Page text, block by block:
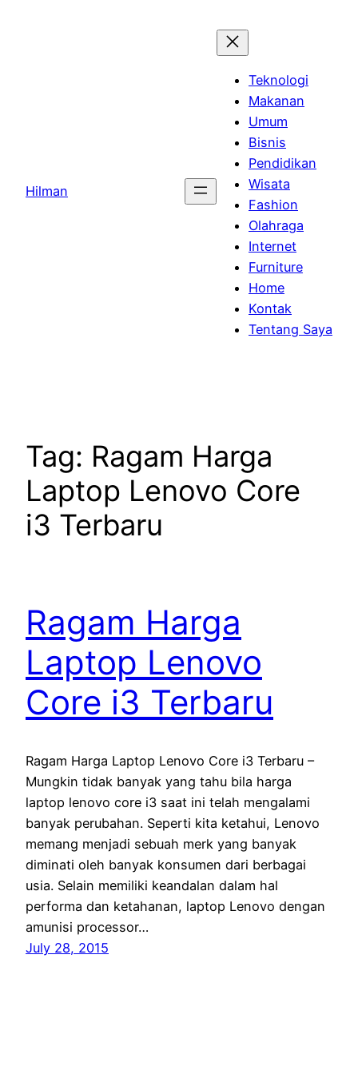
Hilman
Teknologi
Makanan
Umum
Bisnis
Pendidikan
Wisata
Fashion
Olahraga
Internet
Furniture
Home
Kontak
Tentang Saya
Tag: Ragam Harga
Laptop Lenovo Core
i3 Terbaru
Ragam Harga
Laptop Lenovo
Core i3 Terbaru
Ragam Harga Laptop Lenovo Core i3 Terbaru –
Mungkin tidak banyak yang tahu bila harga
laptop lenovo core i3 saat ini telah mengalami
banyak perubahan. Seperti kita ketahui, Lenovo
memang menjadi sebuah merk yang banyak
diminati oleh banyak konsumen dari berbagai
usia. Selain memiliki keandalan dalam hal
performa dan ketahanan, laptop Lenovo dengan
amunisi processor…
July 28, 2015